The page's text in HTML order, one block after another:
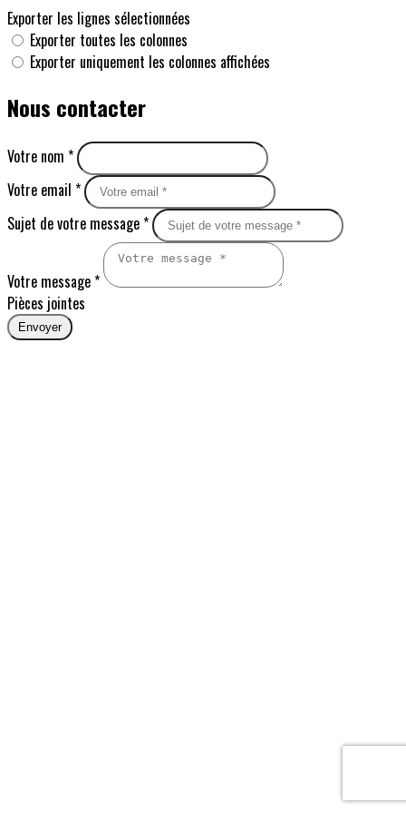
Exporter les lignes sélectionnées
Exporter toutes les colonnes
Exporter uniquement les colonnes affichées
Nous contacter
Votre nom *
Votre email *
Sujet de votre message *
Votre message *
Pièces jointes
Envoyer